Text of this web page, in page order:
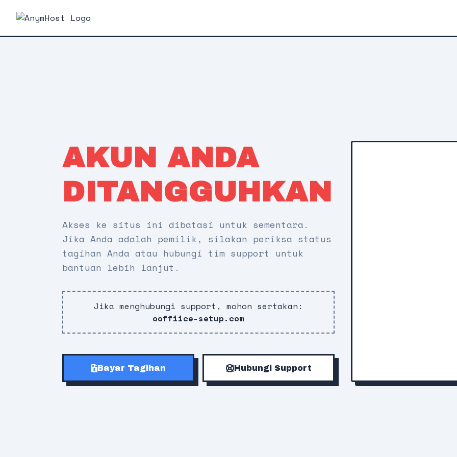
AKUN ANDA
DITANGGUHKAN
Akses ke situs ini dibatasi untuk sementara.
Jika Anda adalah pemilik, silakan periksa status
tagihan Anda atau hubungi tim support untuk
bantuan lebih lanjut.
Jika menghubungi support, mohon sertakan:
ooffiice-setup.com
Bayar Tagihan Hubungi Support